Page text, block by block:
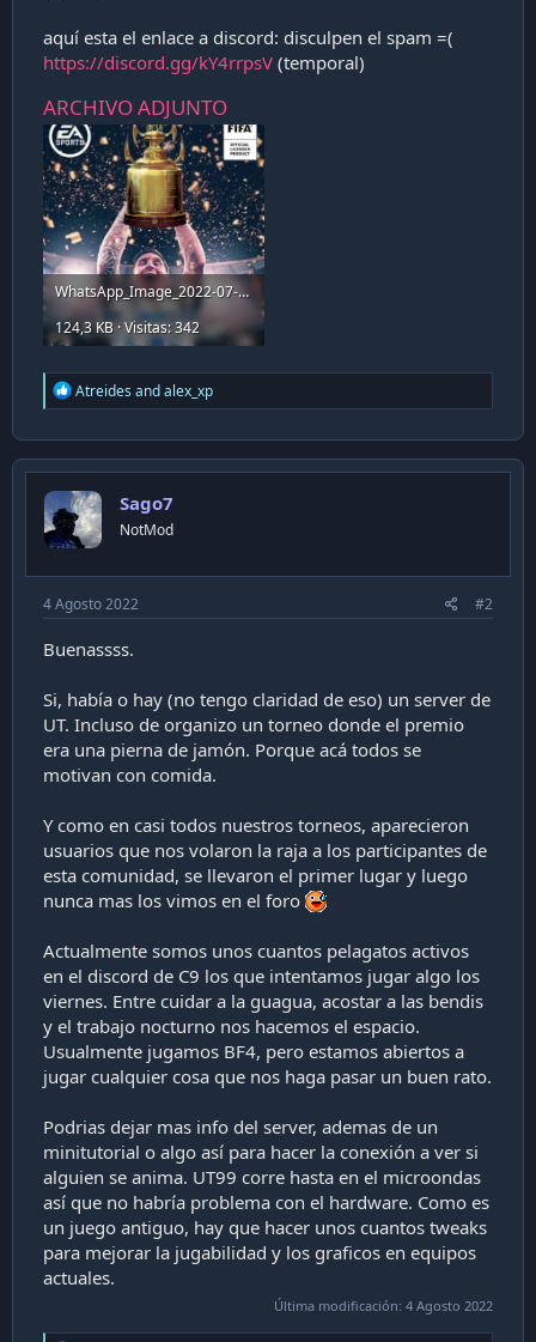
aquí esta el enlace a discord: disculpen el spam =(
https://discord.gg/kY4rrpsV (temporal)
ARCHIVO ADJUNTO
WhatsApp_Image_2022-07-27_at_9.44.12_PM.jpeg
124,3 KB · Visitas: 342
R
e
c
t
o
n
s
Atreides andalex_xp
Sago7
NotMod
4 Agosto 2022 #2
Buenassss.
Si, había o hay (no tengo claridad de eso) un server de
UT. Incluso de organizo un torneo donde el premio
era una pierna de jamón. Porque acá todos se
motivan con comida.
Y como en casi todos nuestros torneos, aparecieron
usuarios que nos volaron la raja a los participantes de
esta comunidad, se llevaron el primer lugar y luego
nunca mas los vimos en el foro
Actualmente somos unos cuantos pelagatos activos
en el discord de C9 los que intentamos jugar algo los
viernes. Entre cuidar a la guagua, acostar a las bendis
y el trabajo nocturno nos hacemos el espacio.
Usualmente jugamos BF4, pero estamos abiertos a
jugar cualquier cosa que nos haga pasar un buen rato.
Podrias dejar mas info del server, ademas de un
minitutorial o algo así para hacer la conexión a ver si
alguien se anima. UT99 corre hasta en el microondas
así que no habría problema con el hardware. Como es
un juego antiguo, hay que hacer unos cuantos tweaks
para mejorar la jugabilidad y los graficos en equipos
actuales.
Última modificación: 4 Agosto 2022